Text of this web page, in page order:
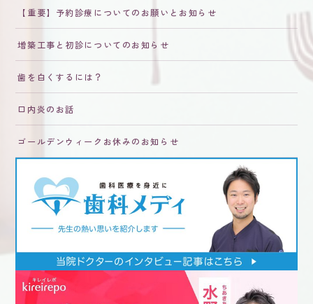
【重要】予約診療についてのお願いとお知らせ
増築工事と初診についてのお知らせ
歯を白くするには？
口内炎のお話
ゴールデンウィークお休みのお知らせ